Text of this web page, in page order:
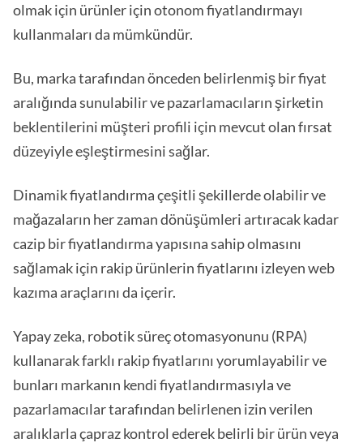
olmak için ürünler için otonom fiyatlandırmayı
kullanmaları da mümkündür.
Bu, marka tarafından önceden belirlenmiş bir fiyat
aralığında sunulabilir ve pazarlamacıların şirketin
beklentilerini müşteri profili için mevcut olan fırsat
düzeyiyle eşleştirmesini sağlar.
Dinamik fiyatlandırma çeşitli şekillerde olabilir ve
mağazaların her zaman dönüşümleri artıracak kadar
cazip bir fiyatlandırma yapısına sahip olmasını
sağlamak için rakip ürünlerin fiyatlarını izleyen web
kazıma araçlarını da içerir.
Yapay zeka, robotik süreç otomasyonunu (RPA)
kullanarak farklı rakip fiyatlarını yorumlayabilir ve
bunları markanın kendi fiyatlandırmasıyla ve
pazarlamacılar tarafından belirlenen izin verilen
aralıklarla çapraz kontrol ederek belirli bir ürün veya